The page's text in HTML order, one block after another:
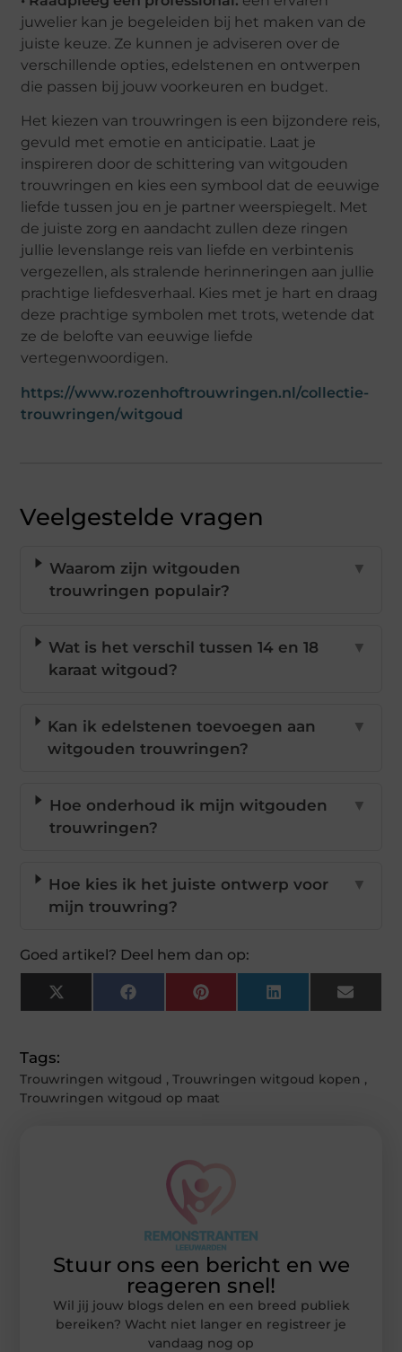
juwelier kan je begeleiden bij het maken van de
juiste keuze. Ze kunnen je adviseren over de
verschillende opties, edelstenen en ontwerpen
die passen bij jouw voorkeuren en budget.
Het kiezen van trouwringen is een bijzondere reis,
gevuld met emotie en anticipatie. Laat je
inspireren door de schittering van witgouden
trouwringen en kies een symbool dat de eeuwige
liefde tussen jou en je partner weerspiegelt. Met
de juiste zorg en aandacht zullen deze ringen
jullie levenslange reis van liefde en verbintenis
vergezellen, als stralende herinneringen aan jullie
prachtige liefdesverhaal. Kies met je hart en draag
deze prachtige symbolen met trots, wetende dat
ze de belofte van eeuwige liefde
vertegenwoordigen.
https://www.rozenhoftrouwringen.nl/collectie-
trouwringen/witgoud
Veelgestelde vragen
Waarom zijn witgouden
trouwringen populair?
▼
Wat is het verschil tussen 14 en 18
karaat witgoud?
▼
Kan ik edelstenen toevoegen aan
witgouden trouwringen?
▼
Hoe onderhoud ik mijn witgouden
trouwringen?
▼
Hoe kies ik het juiste ontwerp voor
mijn trouwring?
▼
Goed artikel? Deel hem dan op:
X
(Twitter)
FacebookPinterestLinkedInEmail
Tags:
Trouwringen witgoud ,Trouwringen witgoud kopen ,
Trouwringen witgoud op maat
Stuur ons een bericht en we
reageren snel!
Wil jij jouw blogs delen en een breed publiek
bereiken? Wacht niet langer en registreer je
vandaag nog op